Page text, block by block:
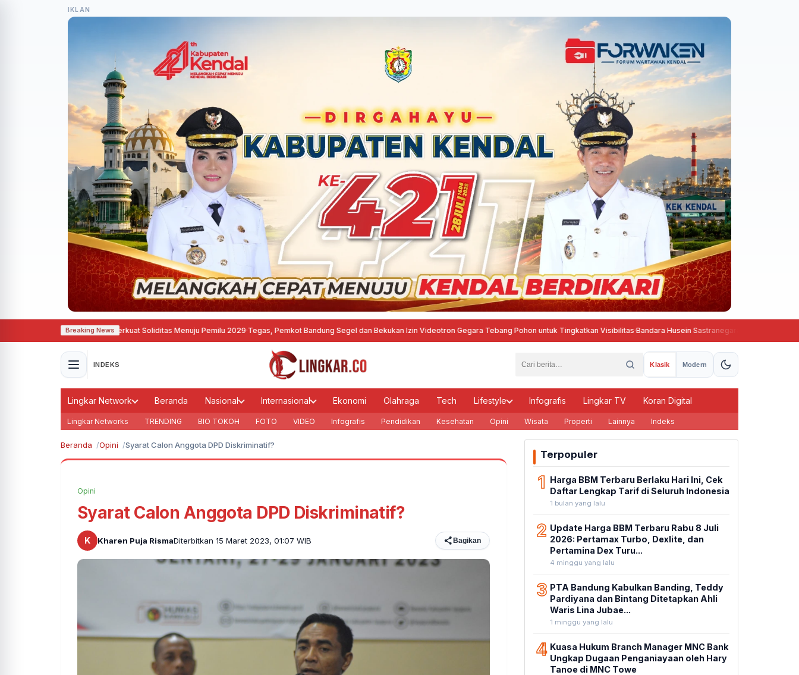
IKLAN
Breaking News
Semarang Perkuat Soliditas Menuju Pemilu 2029·Tegas, Pemkot Bandung Segel dan Bekukan Izin Videotron Gegara Tebang Pohon untuk Tingkatkan Visibilitas·Bandara Husein Sastranegara Kembali Beroperasi,
INDEKS Klasik Modern
Lingkar Network Beranda Nasional Internasional Ekonomi Olahraga Tech Lifestyle Infografis Lingkar TV Koran Digital
Lingkar Networks TRENDING BIO TOKOH FOTO VIDEO Infografis Pendidikan Kesehatan Opini Wisata Properti Lainnya Indeks
Beranda Opini Syarat Calon Anggota DPD Diskriminatif?
Opini
Syarat Calon Anggota DPD Diskriminatif?
K Kharen Puja RismaDiterbitkan 15 Maret 2023, 01:07 WIB Bagikan
Terpopuler
1 Harga BBM Terbaru Berlaku Hari Ini, Cek
Daftar Lengkap Tarif di Seluruh Indonesia
1 bulan yang lalu
2 Update Harga BBM Terbaru Rabu 8 Juli
2026: Pertamax Turbo, Dexlite, dan
Pertamina Dex Turu...
4 minggu yang lalu
3 PTA Bandung Kabulkan Banding, Teddy
Pardiyana dan Bintang Ditetapkan Ahli
Waris Lina Jubae...
1 minggu yang lalu
4 Kuasa Hukum Branch Manager MNC Bank
Ungkap Dugaan Penganiayaan oleh Hary
Tanoe di MNC Towe